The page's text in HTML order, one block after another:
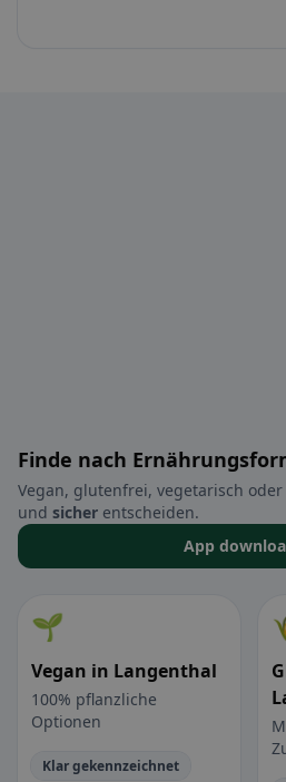
Finde nach
Vegan, glutenfrei, vegetarisch
und sicher entscheiden.
App
🌱
Vegan in Langenthal
100% pflanzliche
Optionen
Klar gekennzeichnet